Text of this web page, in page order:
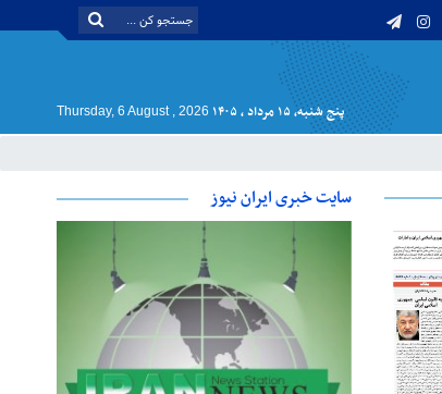
پنج شنبه, ۱۵ مرداد , ۱۴۰۵ Thursday, 6 August , 2026
سایت خبری ایران نیوز